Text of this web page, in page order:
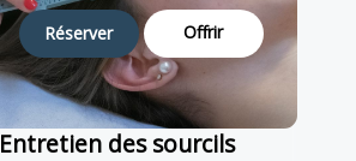
Réserver Offrir
Entretien des sourcils